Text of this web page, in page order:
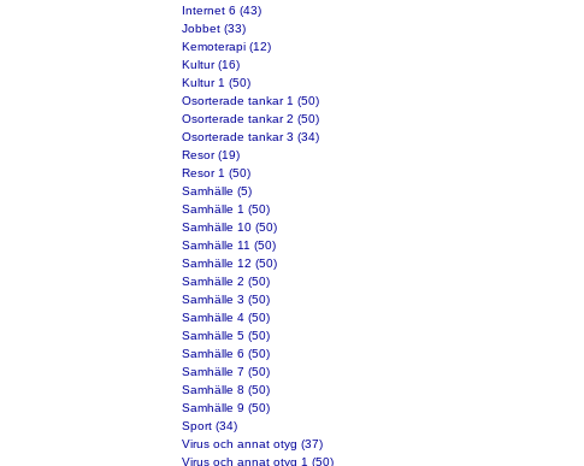
Internet 6 (43)
Jobbet (33)
Kemoterapi (12)
Kultur (16)
Kultur 1 (50)
Osorterade tankar 1 (50)
Osorterade tankar 2 (50)
Osorterade tankar 3 (34)
Resor (19)
Resor 1 (50)
Samhälle (5)
Samhälle 1 (50)
Samhälle 10 (50)
Samhälle 11 (50)
Samhälle 12 (50)
Samhälle 2 (50)
Samhälle 3 (50)
Samhälle 4 (50)
Samhälle 5 (50)
Samhälle 6 (50)
Samhälle 7 (50)
Samhälle 8 (50)
Samhälle 9 (50)
Sport (34)
Virus och annat otyg (37)
Virus och annat otyg 1 (50)